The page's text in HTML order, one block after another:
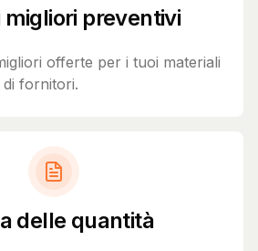
migliori preventivi
offerte per i tuoi materiali
fornitori.
delle quantità